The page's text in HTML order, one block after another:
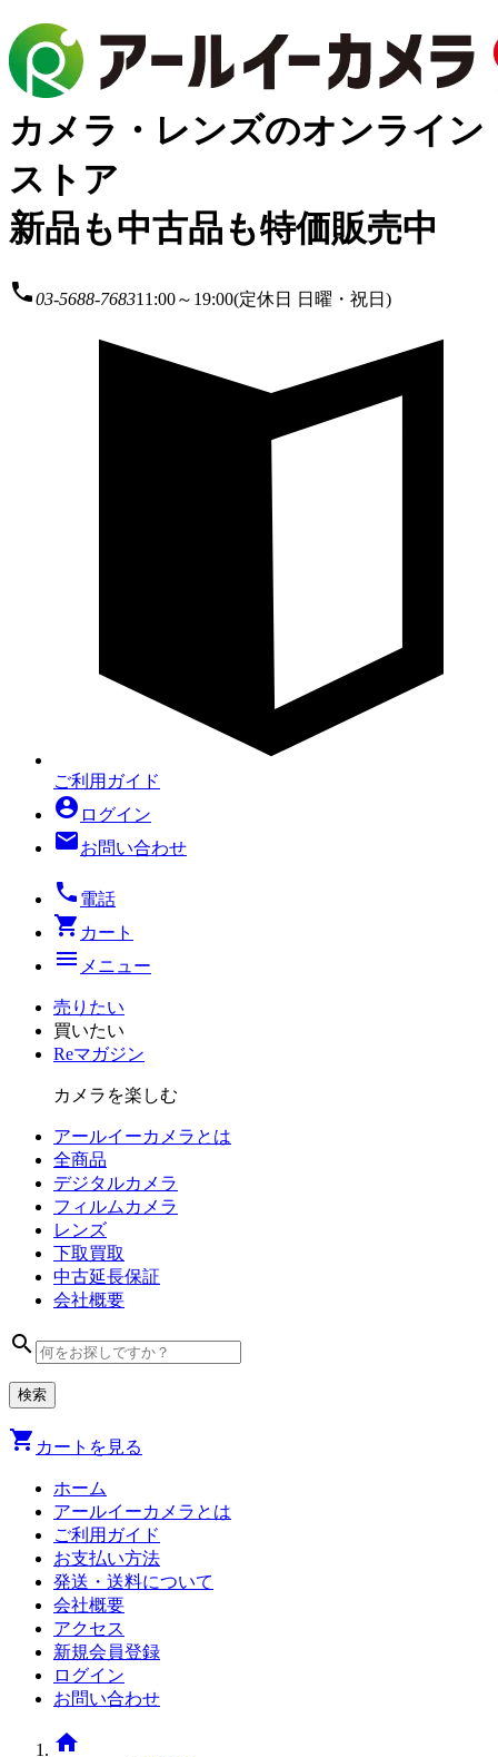
カメラ・レンズのオンライン
ストア
新品も中古品も特価販売中
local_phone03-5688-768311:00～19:00(定休日 日曜・祝日)
ご利用ガイド
account_circle ログイン
mailお問い合わせ
local_phone 電話
shopping_cart カート
menu メニュー
売りたい
買いたい
Reマガジン
カメラを楽しむ
アールイーカメラとは
全商品
デジタルカメラ
フィルム カメラ
レンズ
下取買取
中古延長保証
会社概要
search
shopping_cart カートを見る
ホーム
アールイーカメラとは
ご利用ガイド
お支払い方法
発送・送料について
会社概要
アクセス
新規会員登録
ログイン
お問い合わせ
home